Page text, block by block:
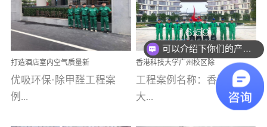
产产品都经过严格的质检
程序；生产车间为优吸总
部和全国分支机构生产光
触媒、净醛王、祛味剂等
优吸系列产品，保质保量
完成生产任务，确保全国
内空气治理项目深圳安居
乐寓 深圳市安居乐寓
为深圳安居集团旗下城...
小学(珠江湾校区)项目地
址：广州市南沙区海滨路
南沙珠江湾江门市蓬江区
禾...
打造酒店室内空气质量新
标杆——优吸环保·标杆之
作：东莞美豪雅致酒店室
内空气治理工程纪实
优吸环保·除甲醛工程案
例...
香港科技大学广州校区除
甲醛项目圆满完成
工程案例名称：香港科技
大...
可以介绍下你们的产品么